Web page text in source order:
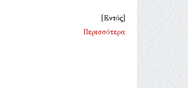
[Εντός]
Περισσότερα